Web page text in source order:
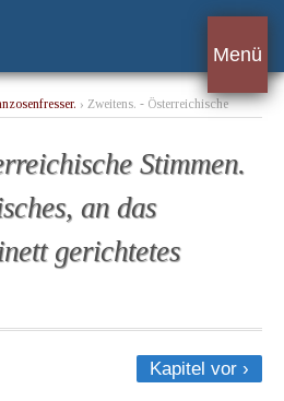
Menü
› Zweitens. - Österreichische
Stimmen.
an das
gerichtetes
Kapitel vor ›